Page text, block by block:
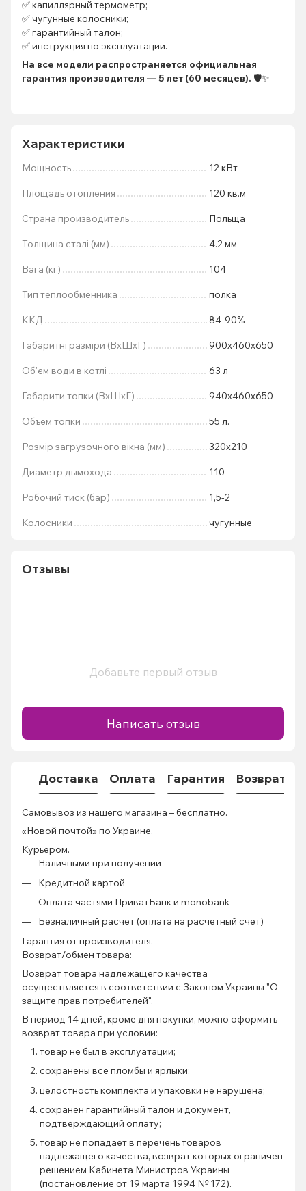
✅ капиллярный термометр;
✅ чугунные колосники;
✅ гарантийный талон;
✅ инструкция по эксплуатации.
На все модели распространяется официальная
гарантия производителя — 5 лет (60 месяцев). 🛡️✨
Характеристики
Мощность 12 кВт
Площадь отопления 120 кв.м
Страна производитель Польща
Толщина сталі (мм) 4.2 мм
Вага (кг) 104
Тип теплообменника полка
ККД 84-90%
Габаритні разміри (ВхШхГ) 900х460х650
Об'єм води в котлі 63 л
Габарити топки (ВхШхГ) 940х460х650
Объем топки 55 л.
Розмір загрузочного вікна (мм) 320х210
Диаметр дымохода 110
Робочий тиск (бар) 1,5-2
Колосники чугунные
Отзывы
Добавьте первый отзыв
Написать отзыв
Доставка Оплата Гарантия Возврат
Самовывоз из нашего магазина – бесплатно.
«Новой почтой» по Украине.
Курьером.
Наличными при получении
Кредитной картой
Оплата частями ПриватБанк и monobank
Безналичный расчет (оплата на расчетный счет)
Гарантия от производителя.
Возврат/обмен товара:
Возврат товара надлежащего качества
осуществляется в соответствии с Законом Украины "О
защите прав потребителей".
В период 14 дней, кроме дня покупки, можно оформить
возврат товара при условии:
товар не был в эксплуатации;
сохранены все пломбы и ярлыки;
целостность комплекта и упаковки не нарушена;
сохранен гарантийный талон и документ,
подтверждающий оплату;
товар не попадает в перечень товаров
надлежащего качества, возврат которых ограничен
решением Кабинета Министров Украины
(постановление от 19 марта 1994 № 172).